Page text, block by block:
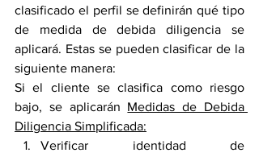
clasificado el perfil se definirán qué tipo
de medida de debida diligencia se
aplicará. Estas se pueden clasificar de la
siguiente manera:
Si el cliente se clasifica como riesgo
bajo, se aplicarán Medidas de Debida
Diligencia Simplificada:
Verificar identidad de